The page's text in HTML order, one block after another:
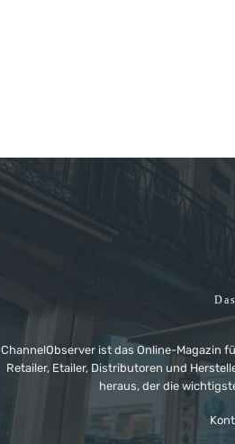
ChannelObserver ist das Online-Magazin
Retailer, Etailer, Distributoren und
heraus, der die